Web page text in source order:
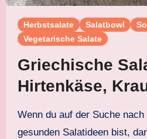
Herbstsalate Salatbowl
Vegetarische Salate
Griechische
Hirtenkäse,
köstlichem
Wenn du auf der Suche nach frischen und
gesunden Salatideen bist,